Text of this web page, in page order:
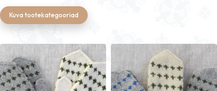
Kuva tootekategooriad